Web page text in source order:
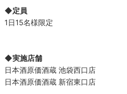
◆定員
1日15名様限定
◆実施店舗
日本酒原価酒蔵 池袋西口店
日本酒原価酒蔵 新宿東口店